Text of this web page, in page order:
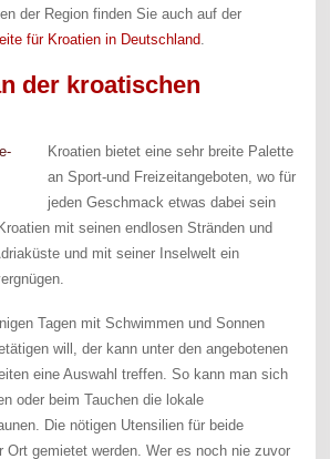
der Region finden Sie auch auf der
für Kroatien in Deutschland.
der kroatischen
Kroatien bietet eine sehr breite Palette
an Sport-und Freizeitangeboten, wo für
jeden Geschmack etwas dabei sein
mit seinen endlosen Stränden und
und mit seiner Inselwelt ein
Tagen mit Schwimmen und Sonnen
will, der kann unter den angebotenen
eine Auswahl treffen. So kann man sich
oder beim Tauchen die lokale
Die nötigen Utensilien für beide
Ort gemietet werden. Wer es noch nie zuvor